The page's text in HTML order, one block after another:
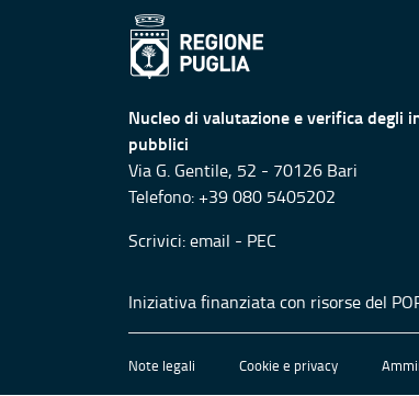
Nucleo di valutazione e verifica degli
pubblici
Via G. Gentile, 52 - 70126 Bari
Telefono: +39 080 5405202
Scrivici:email - PEC
Iniziativa finanziata con risorse del
Note legali Cookie e privacy